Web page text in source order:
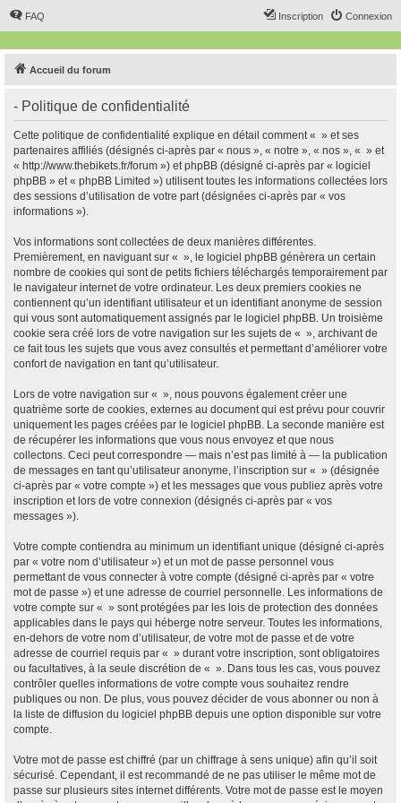
FAQ Connexion
Inscription
Accueil du forum
- Politique de confidentialité
Cette politique de confidentialité explique en détail comment « » et ses
partenaires affiliés (désignés ci-après par « nous », « notre », « nos », « » et
« http://www.thebikets.fr/forum ») et phpBB (désigné ci-après par « logiciel
phpBB » et « phpBB Limited ») utilisent toutes les informations collectées lors
des sessions d’utilisation de votre part (désignées ci-après par « vos
informations »).
Vos informations sont collectées de deux manières différentes.
Premièrement, en naviguant sur « », le logiciel phpBB génèrera un certain
nombre de cookies qui sont de petits fichiers téléchargés temporairement par
le navigateur internet de votre ordinateur. Les deux premiers cookies ne
contiennent qu’un identifiant utilisateur et un identifiant anonyme de session
qui vous sont automatiquement assignés par le logiciel phpBB. Un troisième
cookie sera créé lors de votre navigation sur les sujets de « », archivant de
ce fait tous les sujets que vous avez consultés et permettant d’améliorer votre
confort de navigation en tant qu’utilisateur.
Lors de votre navigation sur « », nous pouvons également créer une
quatrième sorte de cookies, externes au document qui est prévu pour couvrir
uniquement les pages créées par le logiciel phpBB. La seconde manière est
de récupérer les informations que vous nous envoyez et que nous
collectons. Ceci peut correspondre — mais n’est pas limité à — la publication
de messages en tant qu’utilisateur anonyme, l’inscription sur « » (désignée
ci-après par « votre compte ») et les messages que vous publiez après votre
inscription et lors de votre connexion (désignés ci-après par « vos
messages »).
Votre compte contiendra au minimum un identifiant unique (désigné ci-après
par « votre nom d’utilisateur ») et un mot de passe personnel vous
permettant de vous connecter à votre compte (désigné ci-après par « votre
mot de passe ») et une adresse de courriel personnelle. Les informations de
votre compte sur « » sont protégées par les lois de protection des données
applicables dans le pays qui héberge notre serveur. Toutes les informations,
en-dehors de votre nom d’utilisateur, de votre mot de passe et de votre
adresse de courriel requis par « » durant votre inscription, sont obligatoires
ou facultatives, à la seule discrétion de « ». Dans tous les cas, vous pouvez
contrôler quelles informations de votre compte vous souhaitez rendre
publiques ou non. De plus, vous pouvez décider de vous abonner ou non à
la liste de diffusion du logiciel phpBB depuis une option disponible sur votre
compte.
Votre mot de passe est chiffré (par un chiffrage à sens unique) afin qu’il soit
sécurisé. Cependant, il est recommandé de ne pas utiliser le même mot de
passe sur plusieurs sites internet différents. Votre mot de passe est le moyen